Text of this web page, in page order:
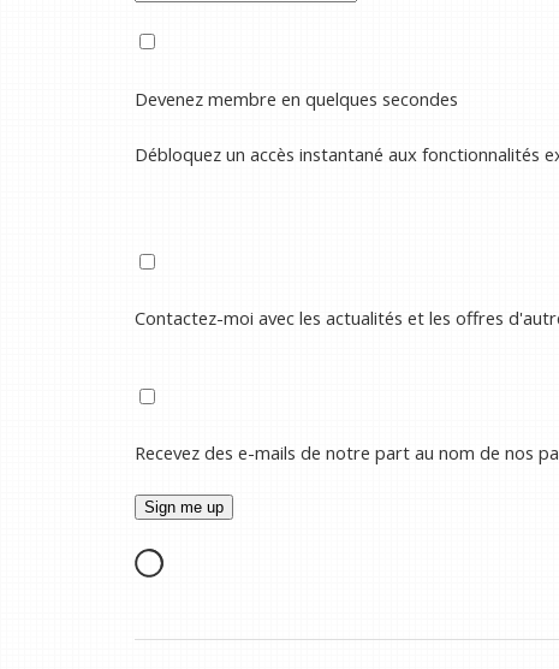
Devenez membre en quelques secondes
Débloquez un accès instantané aux fonctionnalités
Contactez-moi avec les actualités et les offres
Recevez des e-mails de notre part au nom de nos